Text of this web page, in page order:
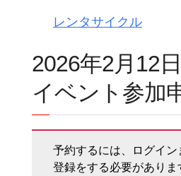
レンタサイクル
2026年2月12
イベント参加
予約するには、ログイン
登録をする必要がありま